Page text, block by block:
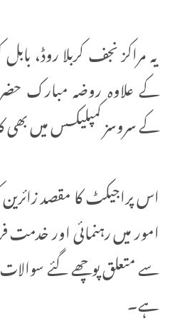
یہ مراکز نجف کربلا روڈ، بابل
کے علاوہ روضہ مبارک
کے سروسز کمپلیکسس میں
اس پراجیکٹ کا مقصد زائرین
امور میں رہنمائی اور خدمت
سے متعلق پوچھے گئے
ہے۔